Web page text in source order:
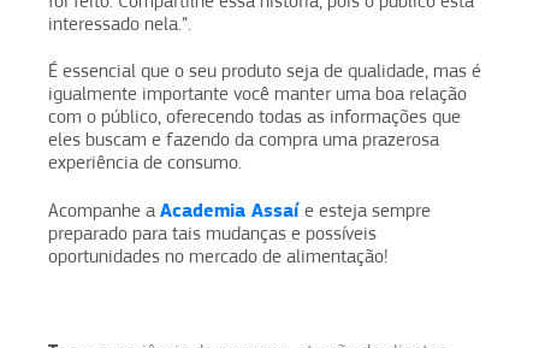
interessado nela.”.
É essencial que o seu produto seja de qualidade, mas é
igualmente importante você manter uma boa relação
com o público, oferecendo todas as informações que
eles buscam e fazendo da compra uma prazerosa
experiência de consumo.
Acompanhe a Academia Assaí e esteja sempre
preparado para tais mudanças e possíveis
oportunidades no mercado de alimentação!